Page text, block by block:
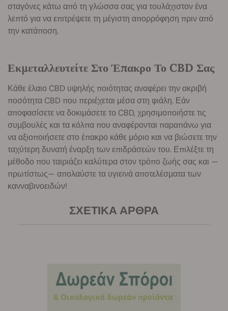
σταγόνες κάτω από τη γλώσσα σας για τουλάχιστον ένα
λεπτό για να επιτρέψετε τη μέγιστη απορρόφηση πριν από
την κατάποση.
Εκμεταλλευτείτε Στο Έπακρο Το CBD Σας
Κάθε έλαιο CBD υψηλής ποιότητας αναφέρει την ακριβή
ποσότητα CBD που περιέχεται μέσα στη φιάλη. Εάν
αποφασίσετε να δοκιμάσετε το CBD, χρησιμοποιήστε τις
συμβουλές και τα κόλπα που αναφέρονται παραπάνω για
να αξιοποιήσετε στο έπακρο κάθε μόριο και να βιώσετε την
ταχύτερη δυνατή έναρξη των επιδράσεών του. Επιλέξτε τη
μέθοδο που ταιριάζει καλύτερα στον τρόπο ζωής σας και —
πρωτίστως— απολαύστε τα υγιεινά αποτελέσματα των
κανναβινοειδών!
ΣΧΕΤΙΚΆ ΆΡΘΡΑ